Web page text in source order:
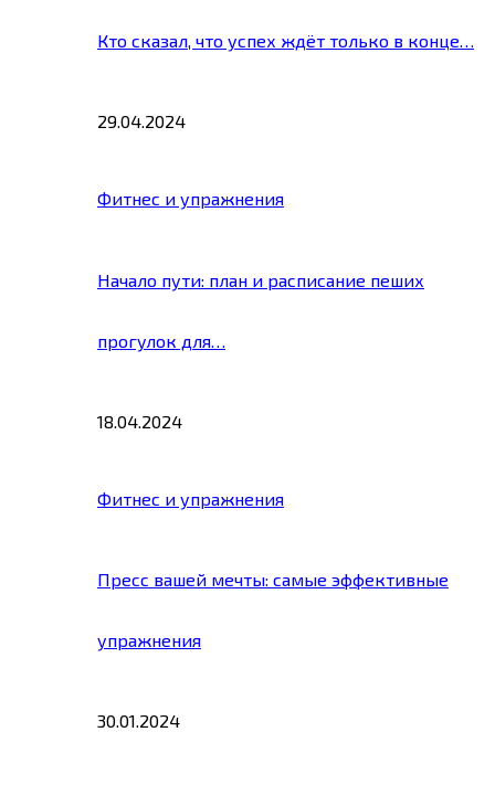
Кто сказал, что успех ждёт только в конце…
29.04.2024
Фитнес и упражнения
Начало пути: план и расписание пеших
прогулок для…
18.04.2024
Фитнес и упражнения
Пресс вашей мечты: самые эффективные
упражнения
30.01.2024